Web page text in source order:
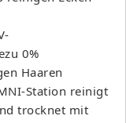
0%
Haaren
Station reinigt
trocknet mit